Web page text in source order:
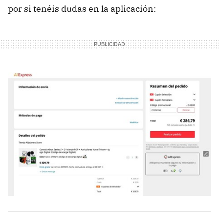
por si tenéis dudas en la aplicación: